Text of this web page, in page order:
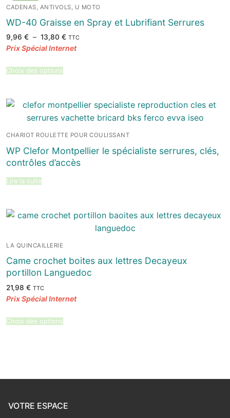
CADENAS, ANTIVOLS, U MOTO
WD-40 Graisse en Spray et Lubrifiant Serrures
9,96 € – 13,80 €Plage
prix :
TTC
Choix des options
CHARIOT ROULETTE POUR COULISSANT
WP Clefor Montpellier le spécialiste serrures, clés,
contrôles d’accès
Lire la suite
LA QUINCAILLERIE
Came crochet boites aux lettres Decayeux
portillon Languedoc
21,98 € TTC
Choix des options
VOTRE ESPACE